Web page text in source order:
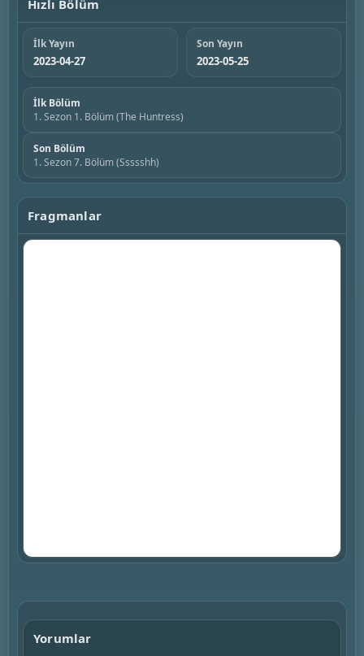
Hızlı Bölüm
İlk Yayın
2023-04-27
Son Yayın
2023-05-25
İlk Bölüm
1. Sezon 1. Bölüm (⁨The Huntress⁩)
Son Bölüm
1. Sezon 7. Bölüm (⁨Ssssshh⁩)
Fragmanlar
Yorumlar